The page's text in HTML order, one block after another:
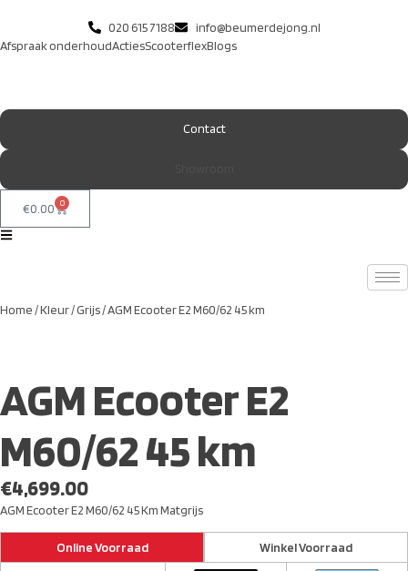
020 615 7188
info@beumerdejong.nl
Afspraak onderhoudActiesScooterflexBlogs
Contact
€0.00 0
Home /Kleur/Grijs/ AGM Ecooter E2 M60/62 45 km
AGM Ecooter E2
M60/62 45 km
€4,699.00
AGM Ecooter E2 M60/62 45 Km Matgrijs
Online Voorraad Winkel Voorraad